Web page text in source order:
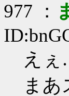
977 ：
え
まあ